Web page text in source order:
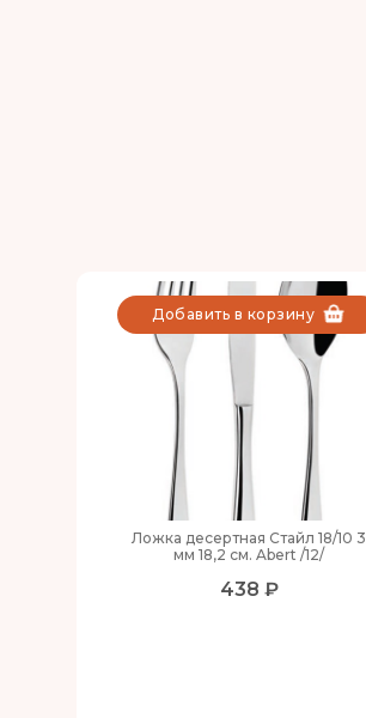
Ложка десертная Стайл 18/10 3
мм 18,2 см. Abert /12/
438 ₽
Добавить в корзину